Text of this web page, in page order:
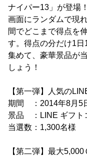
ナイパー13」が登場！
画面にランダムで現
間でどこまで得点を
す。得点の分だけ1
集めて、豪華景品が
しょう！
【第一弾】人気の
期間 ：2014年8月5
景品 ：LINE ギフ
当選数：1,300名様
【第二弾】最大